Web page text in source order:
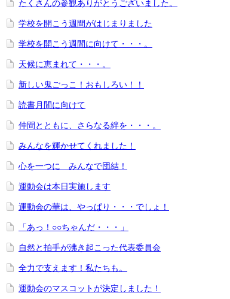
たくさんの参観ありがとうございました。
学校を開こう週間がはじまりました
学校を開こう週間に向けて・・・。
天候に恵まれて・・・。
新しい鬼ごっこ！おもしろい！！
読書月間に向けて
仲間とともに、さらなる絆を・・・。
みんなを輝かせてくれました！
心を一つに みんなで団結！
運動会は本日実施します
運動会の華は、やっぱり・・・でしょ！
「あっ！○○ちゃんだ・・・」
自然と拍手が沸き起こった代表委員会
全力で支えます！私たちも。
運動会のマスコットが決定しました！